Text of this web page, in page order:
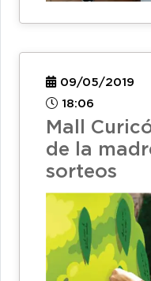
09/05/2019
18:06
Mall
de la
sorteos